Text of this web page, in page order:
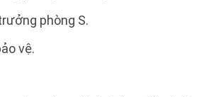
phòng S.
vệ.